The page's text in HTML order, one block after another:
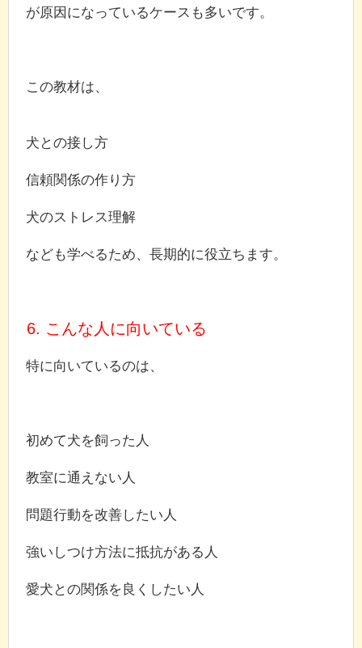
が原因になっているケースも多いです。
この教材は、
犬との接し方
信頼関係の作り方
犬のストレス理解
なども学べるため、長期的に役立ちます。
6. こんな人に向いている
特に向いているのは、
初めて犬を飼った人
教室に通えない人
問題行動を改善したい人
強いしつけ方法に抵抗がある人
愛犬との関係を良くしたい人